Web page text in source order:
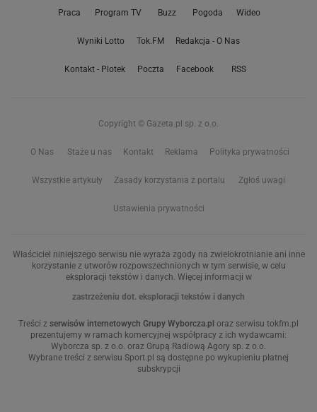
Praca Program TV Buzz Pogoda Wideo
Wyniki Lotto Tok.FM Redakcja - O Nas
Kontakt - Plotek Poczta Facebook RSS
Copyright © Gazeta.pl sp. z o.o.
O Nas Staże u nas Kontakt Reklama Polityka prywatności
Wszystkie artykuły Zasady korzystania z portalu Zgłoś uwagi
Ustawienia prywatności
Właściciel niniejszego serwisu nie wyraża zgody na zwielokrotnianie ani inne
korzystanie z utworów rozpowszechnionych w tym serwisie, w celu
eksploracji tekstów i danych. Więcej informacji w
zastrzeżeniu dot. eksploracji tekstów i danych
Treści z serwisów internetowych Grupy Wyborcza.pl oraz serwisu tokfm.pl
prezentujemy w ramach komercyjnej współpracy z ich wydawcami:
Wyborcza sp. z o.o. oraz Grupą Radiową Agory sp. z o.o.
Wybrane treści z serwisu Sport.pl są dostępne po wykupieniu płatnej
subskrypcji